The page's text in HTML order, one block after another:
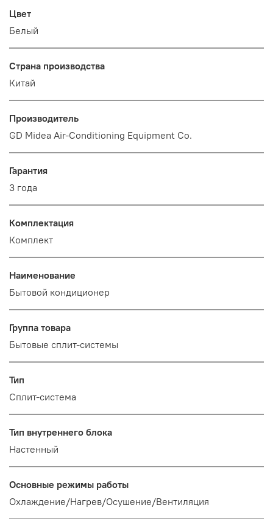
Цвет
Белый
Страна производства
Китай
Производитель
GD Midea Air-Conditioning Equipment Co.
Гарантия
3 года
Комплектация
Комплект
Наименование
Бытовой кондиционер
Группа товара
Бытовые сплит-системы
Тип
Сплит-система
Тип внутреннего блока
Настенный
Основные режимы работы
Охлаждение/Нагрев/Осушение/Вентиляция